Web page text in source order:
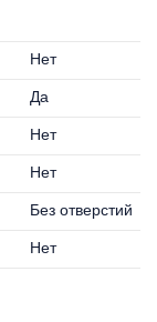
Нет
Да
Нет
Нет
Без отверстий
Нет